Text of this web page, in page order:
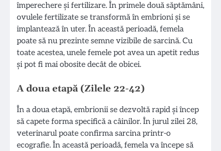
împerechere și fertilizare. În primele două săptămâni,
ovulele fertilizate se transformă în embrioni și se
implantează în uter. În această perioadă, femela
poate să nu prezinte semne vizibile de sarcină. Cu
toate acestea, unele femele pot avea un apetit redus
și pot fi mai obosite decât de obicei.
A doua etapă (Zilele 22-42)
În a doua etapă, embrionii se dezvoltă rapid și încep
să capete forma specifică a câinilor. În jurul zilei 28,
veterinarul poate confirma sarcina printr-o
ecografie. În această perioadă, femela va începe să